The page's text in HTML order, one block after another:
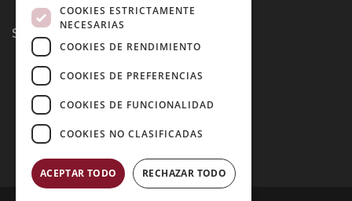
Síguenos:
COOKIES ESTRICTAMENTE
NECESARIAS
COOKIES DE RENDIMIENTO
COOKIES DE PREFERENCIAS
COOKIES DE FUNCIONALIDAD
COOKIES NO CLASIFICADAS
ACEPTAR TODO RECHAZAR TODO